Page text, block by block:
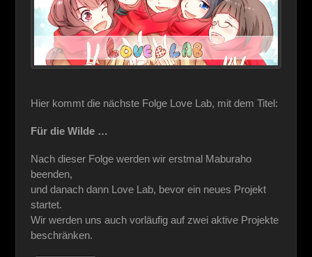
Hier kommt die nächste Folge Love Lab, mit dem Titel:
Für die Wilde …
Nach dieser Folge werden wir erstmal Maburaho
beenden,
und danach dann Love Lab, bevor ein neues Projekt
startet.
Wir werden uns auch vorläufig auf zwei aktive Projekte
beschränken.